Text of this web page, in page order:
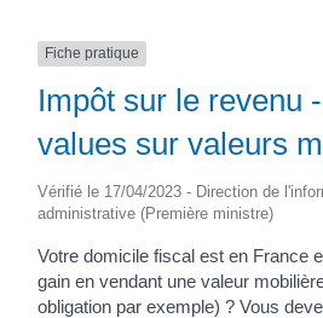
Fiche pratique
Impôt sur le revenu
values sur valeurs
Vérifié le 17/04/2023 - Direction de
administrative (Première ministre)
Votre domicile fiscal est en France
gain en vendant une valeur
obligation par exemple) ? Vous